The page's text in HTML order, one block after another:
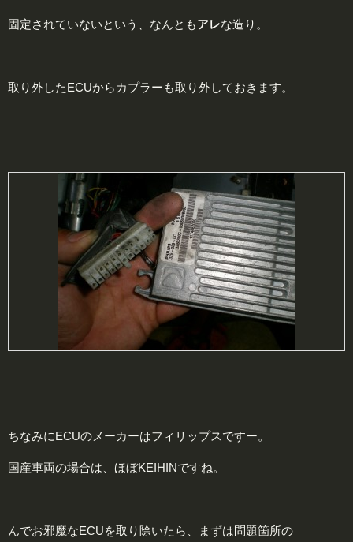
固定されていないという、なんともアレな造り。
取り外したECUからカプラーも取り外しておきます。
ちなみにECUのメーカーはフィリップスですー。
国産車両の場合は、ほぼKEIHINですね。
んでお邪魔なECUを取り除いたら、まずは問題箇所の